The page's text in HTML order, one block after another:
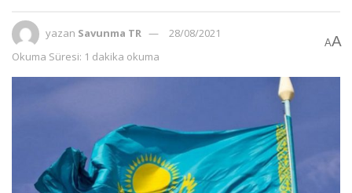
yazan Savunma TR
28/08/2021
Okuma Süresi: 1 dakika okuma
AA